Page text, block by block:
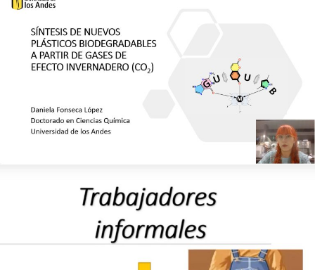
SÍNTESIS DE NUEVOS PLÁSTICOS BIODEGRADABLES A
PARTIR DE GASES DE EFECTO INVERNADERO –
DANIELA FONSECA LÓPEZ